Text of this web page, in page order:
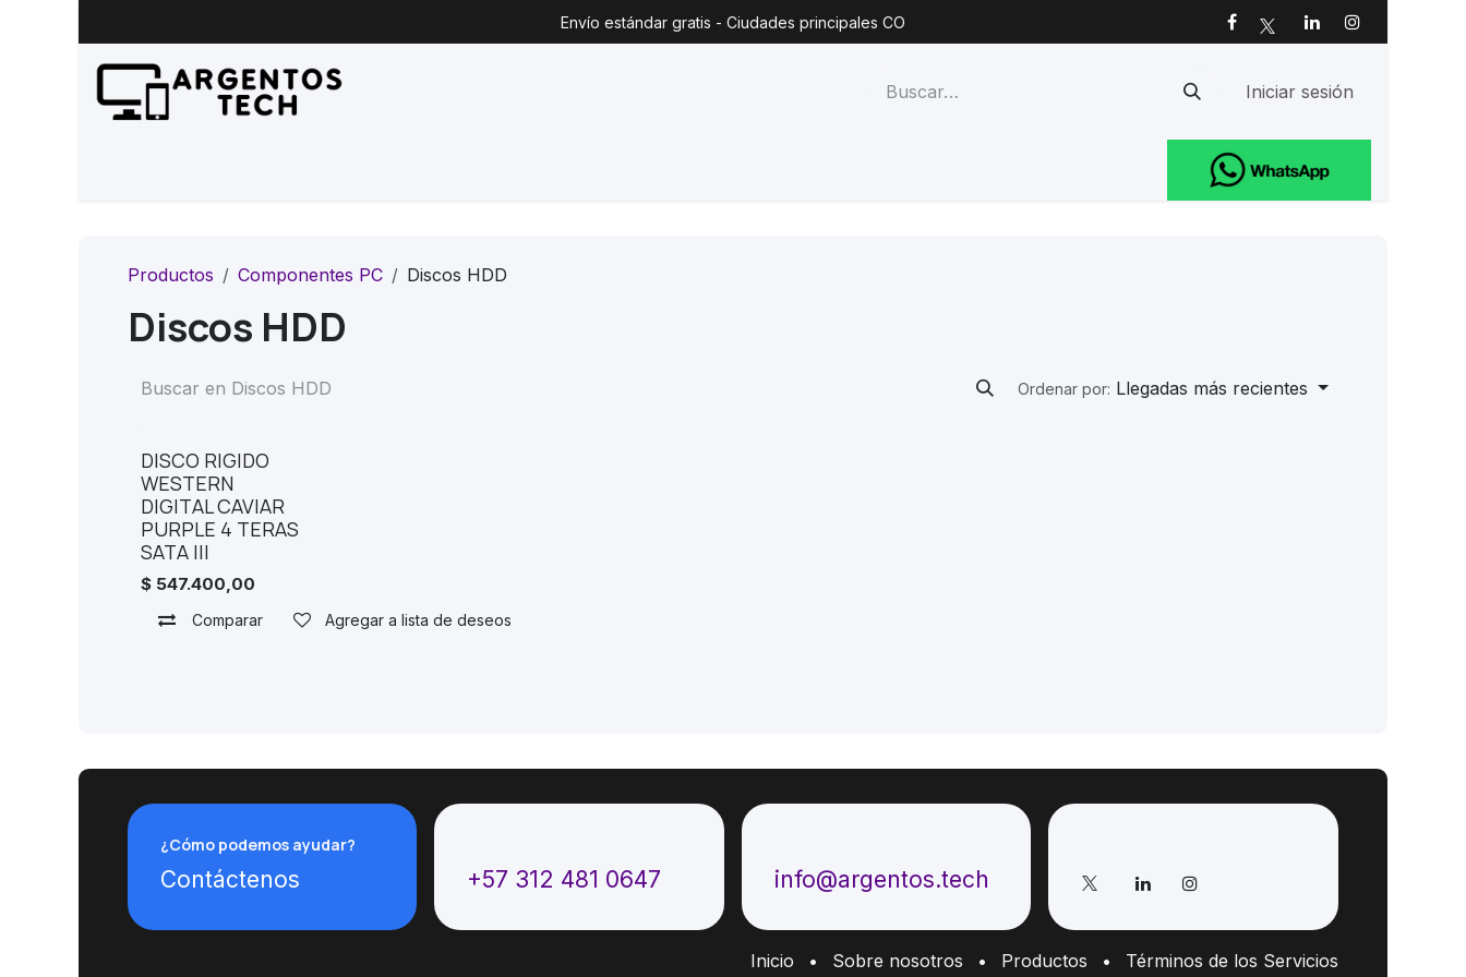
Envío estándar gratis - Ciudades principales CO
Iniciar sesión
Productos Componentes PC Discos HDD
Discos HDD
Ordenar por: Llegadas más recientes
DISCO RIGIDO
WESTERN
DIGITAL CAVIAR
PURPLE 4 TERAS
SATA III
$ 547.400,00
Comparar Agregar a lista de deseos
¿Cómo podemos ayudar?
Contáctenos +57 312 481 0647 info@argentos.tech
Inicio • Sobre nosotros • Productos • Términos de los Servicios